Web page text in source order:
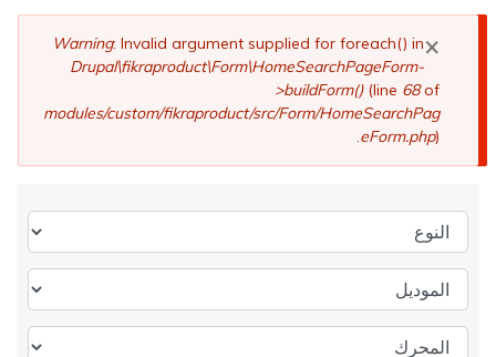
×
رسالة
الخطأ
Warning: Invalid argument supplied for foreach() in
Drupal\fikraproduct\Form\HomeSearchPageForm-
>buildForm()(line 68of
modules/custom/fikraproduct/src/Form/HomeSearchPag
eForm.php).
النوع
الموديل
المحرك